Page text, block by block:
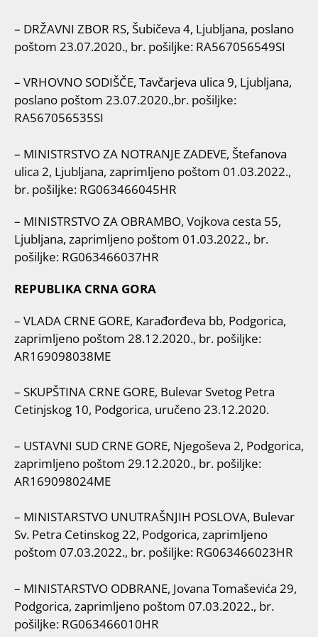
– DRŽAVNI ZBOR RS, Šubičeva 4, Ljubljana, poslano
poštom 23.07.2020., br. pošiljke: RA567056549SI
– VRHOVNO SODIŠČE, Tavčarjeva ulica 9, Ljubljana,
poslano poštom 23.07.2020.,br. pošiljke:
RA567056535SI
– MINISTRSTVO ZA NOTRANJE ZADEVE, Štefanova
ulica 2, Ljubljana, zaprimljeno poštom 01.03.2022.,
br. pošiljke: RG063466045HR
– MINISTRSTVO ZA OBRAMBO, Vojkova cesta 55,
Ljubljana, zaprimljeno poštom 01.03.2022., br.
pošiljke: RG063466037HR
REPUBLIKA CRNA GORA
– VLADA CRNE GORE, Karađorđeva bb, Podgorica,
zaprimljeno poštom 28.12.2020., br. pošiljke:
AR169098038ME
– SKUPŠTINA CRNE GORE, Bulevar Svetog Petra
Cetinjskog 10, Podgorica, uručeno 23.12.2020.
– USTAVNI SUD CRNE GORE, Njegoševa 2, Podgorica,
zaprimljeno poštom 29.12.2020., br. pošiljke:
AR169098024ME
– MINISTARSTVO UNUTRAŠNJIH POSLOVA, Bulevar
Sv. Petra Cetinskog 22, Podgorica, zaprimljeno
poštom 07.03.2022., br. pošiljke: RG063466023HR
– MINISTARSTVO ODBRANE, Jovana Tomaševića 29,
Podgorica, zaprimljeno poštom 07.03.2022., br.
pošiljke: RG063466010HR